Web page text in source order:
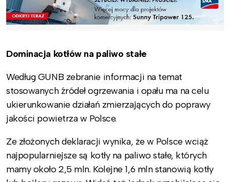
Dominacja kotłów na paliwo stałe
Według GUNB zebranie informacji na temat
stosowanych źródeł ogrzewania i opału ma na celu
ukierunkowanie działań zmierzających do poprawy
jakości powietrza w Polsce.
Ze złożonych deklaracji wynika, że w Polsce wciąż
najpopularniejsze są kotły na paliwo stałe, których
mamy około 2,5 mln. Kolejne 1,6 mln stanowią kotły